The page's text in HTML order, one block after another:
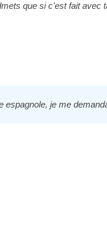
que si c'est fait avec
je me